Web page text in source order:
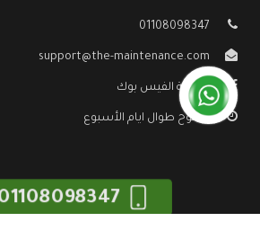
01108098347
support@the-maintenance.com
صفحة الفيس بوك
مفتوح طوال ايام الأسبوع
01108098347